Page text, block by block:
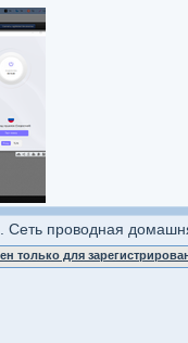
Сеть проводная
только для